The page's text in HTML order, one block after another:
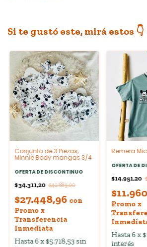
Si te gustó este, mirá estos 👇
Conjunto de 3 Piezas,
Minnie Body mangas 3/4
OFERTA DE DISCONTINUO
$34.311,20 $42.889,00
$27.448,96 con
Promo x
Transferencia
Inmediata
6x$5.718,53 sin
Remera
OFERTA DE
$14.951,20
Promo x
6x
interés